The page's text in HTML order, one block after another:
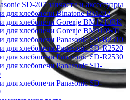
SD-207 запчасти и аксессуары
для хлебопечи Binatone BM202
для хлебопечи Gorenje BM1210BK
для хлебопечи Gorenje BM910WII
для хлебопечи Panasonic SD-B2510
для хлебопечи Panasonic SD-R2520
для хлебопечи Panasonic SD-R2530
для хлебопечи Panasonic SD-
для хлебопечи Panasonic SD-